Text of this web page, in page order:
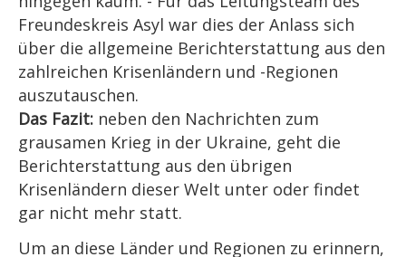
Freundeskreis Asyl war dies der Anlass sich
über die allgemeine Berichterstattung aus den
zahlreichen Krisenländern und -Regionen
auszutauschen.
Das Fazit: neben den Nachrichten zum
grausamen Krieg in der Ukraine, geht die
Berichterstattung aus den übrigen
Krisenländern dieser Welt unter oder findet
gar nicht mehr statt.
Um an diese Länder und Regionen zu erinnern,